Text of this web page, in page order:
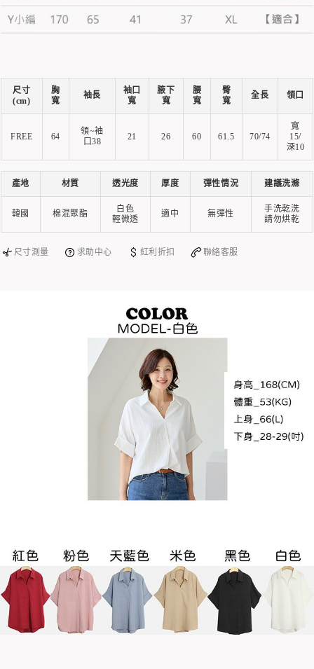
尺寸
(cm)
胸
寬
袖長
袖口
寬
腋下
寬
腰
寬
臀
寬
全長 領口
FREE 64
領~袖
口38
21 26 60 61.5 70/74
寬
15/
深10
產地 材質 透光度 厚度 彈性情況 建議洗滌
韓國 棉混聚酯
白色
輕微透
適中 無彈性
手洗乾洗
請勿烘乾
尺寸測量 求助中心 紅利折扣 聯絡客服